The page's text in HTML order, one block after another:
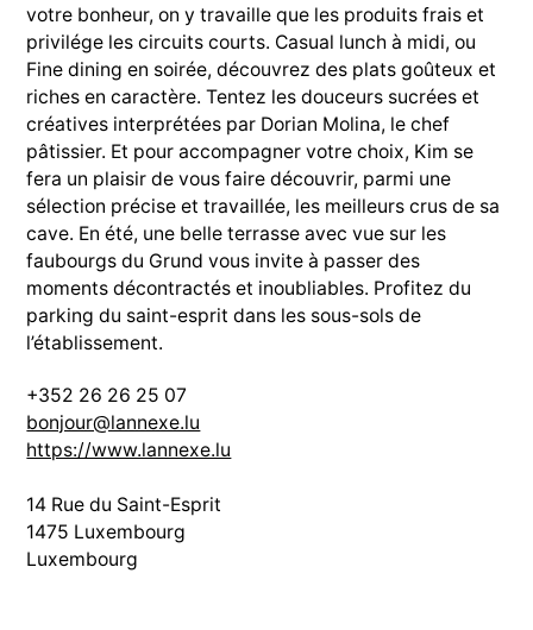
votre bonheur, on y travaille que les produits frais et
privilége les circuits courts. Casual lunch à midi, ou
Fine dining en soirée, découvrez des plats goûteux et
riches en caractère. Tentez les douceurs sucrées et
créatives interprétées par Dorian Molina, le chef
pâtissier. Et pour accompagner votre choix, Kim se
fera un plaisir de vous faire découvrir, parmi une
sélection précise et travaillée, les meilleurs crus de sa
cave. En été, une belle terrasse avec vue sur les
faubourgs du Grund vous invite à passer des
moments décontractés et inoubliables. Profitez du
parking du saint-esprit dans les sous-sols de
l’établissement.
+352 26 26 25 07
bonjour@lannexe.lu
https://www.lannexe.lu
14 Rue du Saint-Esprit
1475 Luxembourg
Luxembourg